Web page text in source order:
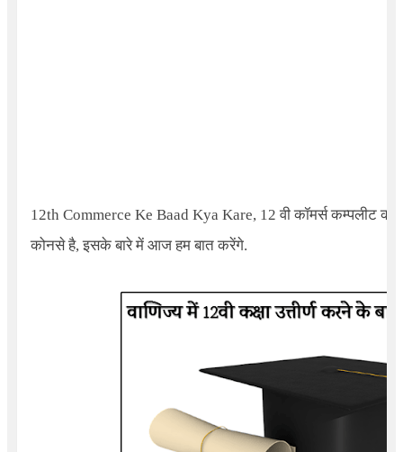
12th Commerce Ke Baad Kya Kare, 12वी कॉमर्स कम्पलीट
कोनसे है, इसके बारे में आज हम बात करेंगे.